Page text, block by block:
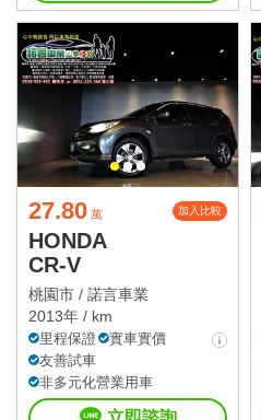
27.80 萬 加入比較
HONDA
CR-V
桃園市 / 諾言車業
2013年 / km
里程保證
實車實價
友善試車
非多元化營業用車